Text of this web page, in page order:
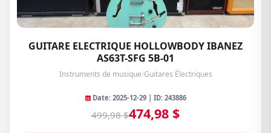
GUITARE ELECTRIQUE HOLLOWBODY IBANEZ
AS63T-SFG 5B-01
Instruments de musique/Guitares Électriques
Date: 2025-12-29 | ID: 243886
499,98 $474,98 $